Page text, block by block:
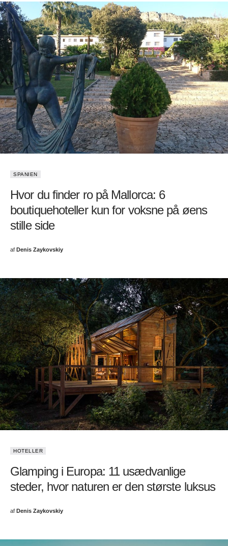
SPANIEN
Hvor du finder ro på Mallorca: 6
boutiquehoteller kun for voksne på øens
stille side
af Denis Zaykovskiy
HOTELLER
Glamping i Europa: 11 usædvanlige
steder, hvor naturen er den største luksus
af Denis Zaykovskiy